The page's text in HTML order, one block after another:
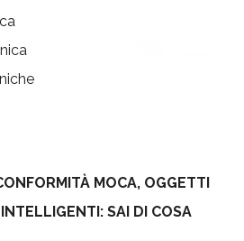
MOCA, OGGETTI
SAI DI COSA